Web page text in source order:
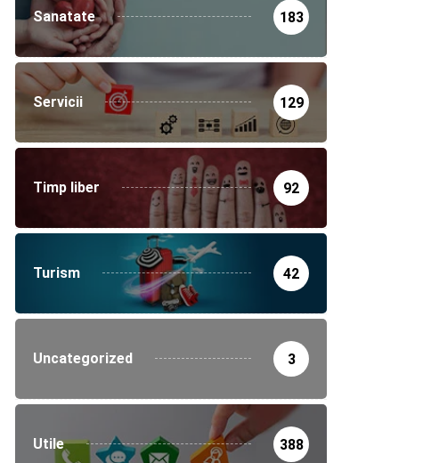
Sanatate 183
Servicii 129
Timp liber 92
Turism 42
Uncategorized 3
Utile 388